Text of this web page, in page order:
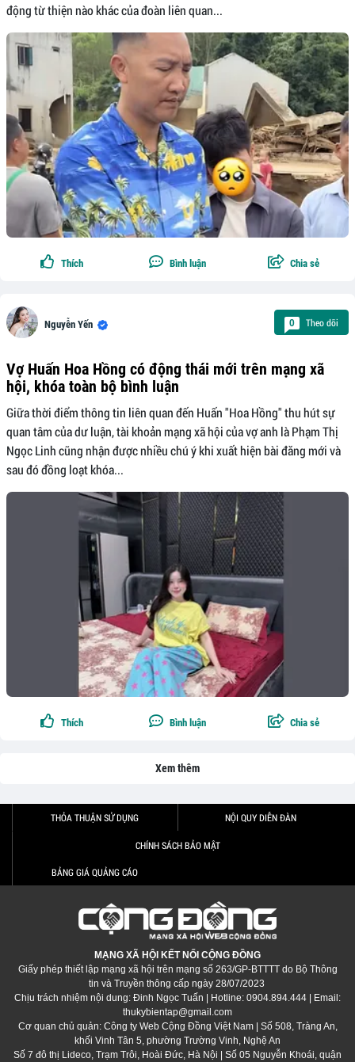
động từ thiện nào khác của đoàn liên quan...
Thích Bình luận Chia sẻ
Nguyễn Yến 0 Theo dõi
Vợ Huấn Hoa Hồng có động thái mới trên mạng xã
hội, khóa toàn bộ bình luận
Giữa thời điểm thông tin liên quan đến Huấn "Hoa Hồng" thu hút sự
quan tâm của dư luận, tài khoản mạng xã hội của vợ anh là Phạm Thị
Ngọc Linh cũng nhận được nhiều chú ý khi xuất hiện bài đăng mới và
sau đó đồng loạt khóa...
Thích Bình luận Chia sẻ
Xem thêm
THỎA THUẬN SỬ DỤNG NỘI QUY DIỄN ĐÀN
CHÍNH SÁCH BẢO MẬT
BẢNG GIÁ QUẢNG CÁO
MẠNG XÃ HỘI KẾT NỐI CỘNG ĐỒNG
Giấy phép thiết lập mạng xã hội trên mạng số 263/GP-BTTTT do Bộ Thông
tin và Truyền thông cấp ngày 28/07/2023
Chịu trách nhiệm nội dung: Đinh Ngọc Tuấn | Hotline: 0904.894.444 | Email:
thukybientap@gmail.com
Cơ quan chủ quản: Công ty Web Cộng Đồng Việt Nam | Số 508, Tràng An,
khối Vinh Tân 5, phường Trường Vinh, Nghệ An
Số 7 đô thị Lideco, Trạm Trôi, Hoài Đức, Hà Nội | Số 05 Nguyễn Khoái, quận